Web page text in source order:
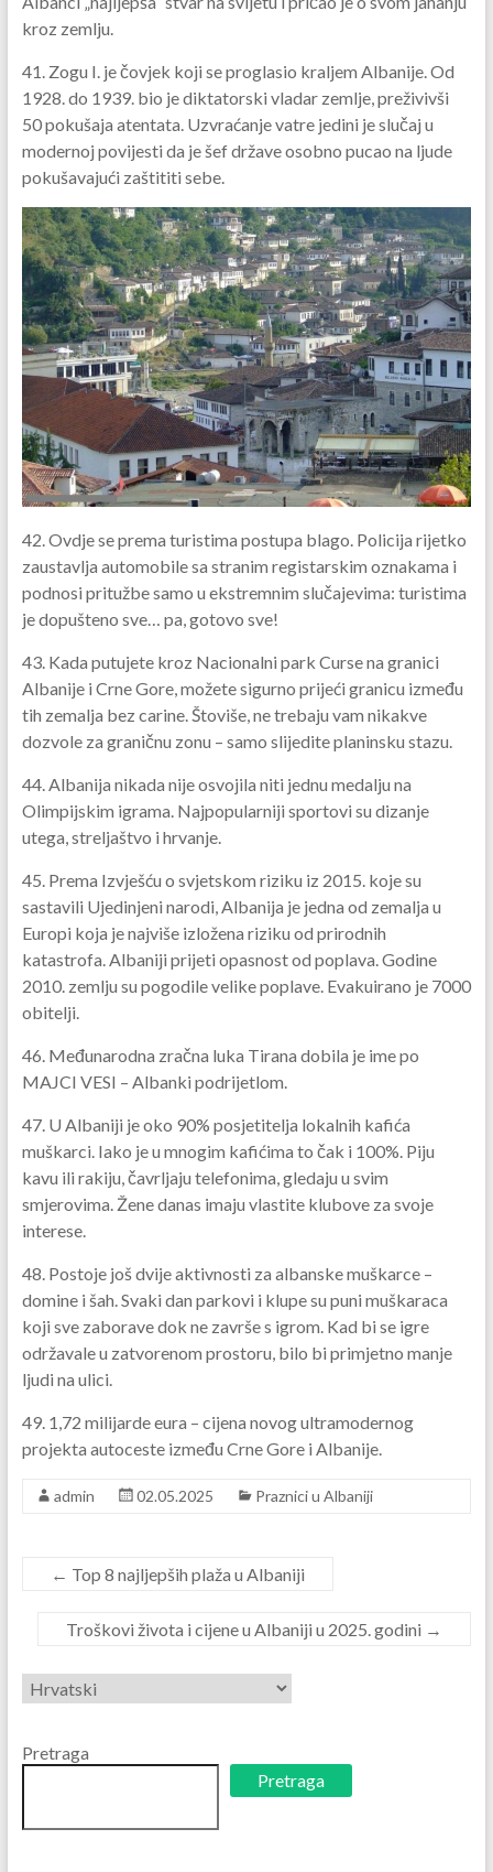
kroz zemlju.
41. Zogu I. je čovjek koji se proglasio kraljem Albanije. Od
1928. do 1939. bio je diktatorski vladar zemlje, preživivši
50 pokušaja atentata. Uzvraćanje vatre jedini je slučaj u
modernoj povijesti da je šef države osobno pucao na ljude
pokušavajući zaštititi sebe.
42. Ovdje se prema turistima postupa blago. Policija rijetko
zaustavlja automobile sa stranim registarskim oznakama i
podnosi pritužbe samo u ekstremnim slučajevima: turistima
je dopušteno sve… pa, gotovo sve!
43. Kada putujete kroz Nacionalni park Curse na granici
Albanije i Crne Gore, možete sigurno prijeći granicu između
tih zemalja bez carine. Štoviše, ne trebaju vam nikakve
dozvole za graničnu zonu – samo slijedite planinsku stazu.
44. Albanija nikada nije osvojila niti jednu medalju na
Olimpijskim igrama. Najpopularniji sportovi su dizanje
utega, streljaštvo i hrvanje.
45. Prema Izvješću o svjetskom riziku iz 2015. koje su
sastavili Ujedinjeni narodi, Albanija je jedna od zemalja u
Europi koja je najviše izložena riziku od prirodnih
katastrofa. Albaniji prijeti opasnost od poplava. Godine
2010. zemlju su pogodile velike poplave. Evakuirano je 7000
obitelji.
46. ​​​​​​Međunarodna zračna luka Tirana dobila je ime po
MAJCI VESI – Albanki podrijetlom.
47. U Albaniji je oko 90% posjetitelja lokalnih kafića
muškarci. Iako je u mnogim kafićima to čak i 100%. Piju
kavu ili rakiju, čavrljaju telefonima, gledaju u svim
smjerovima. Žene danas imaju vlastite klubove za svoje
interese.
48. Postoje još dvije aktivnosti za albanske muškarce –
domine i šah. Svaki dan parkovi i klupe su puni muškaraca
koji sve zaborave dok ne završe s igrom. Kad bi se igre
održavale u zatvorenom prostoru, bilo bi primjetno manje
ljudi na ulici.
49. 1,72 milijarde eura – cijena novog ultramodernog
projekta autoceste između Crne Gore i Albanije.
admin 02.05.2025 Praznici u Albaniji
← Top 8 najljepših plaža u Albaniji
Troškovi života i cijene u Albaniji u 2025. godini →
Odaberite
jezik
Pretraga
Pretraga